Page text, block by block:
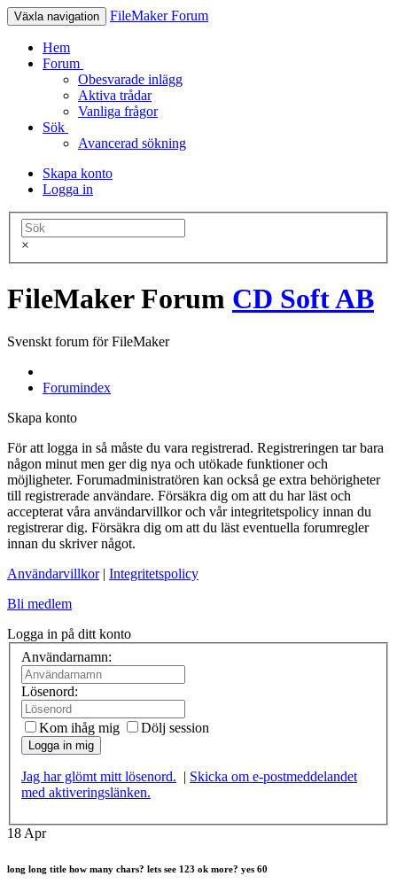
Växla navigation FileMaker Forum
Hem
Forum
Obesvarade inlägg
Aktiva trådar
Vanliga frågor
Sök
Avancerad sökning
Skapa konto
Logga in
×
FileMaker Forum CD Soft AB
Svenskt forum för FileMaker
Forumindex
Skapa konto
För att logga in så måste du vara registrerad. Registreringen tar bara
någon minut men ger dig nya och utökade funktioner och
möjligheter. Forumadministratören kan också ge extra behörigheter
till registrerade användare. Försäkra dig om att du har läst och
accepterat våra användarvillkor och vår integritetspolicy innan du
registrerar dig. Försäkra dig om att du läst eventuella forumregler
innan du skriver något.
Användarvillkor| Integritetspolicy
Bli medlem
Logga in på ditt konto
Användarnamn:
Lösenord:
Kom ihåg mig Dölj session
Logga in mig
Jag har glömt mitt lösenord. | Skicka om e-postmeddelandet
med aktiveringslänken.
18 Apr
long long title how many chars? lets see 123 ok more? yes 60